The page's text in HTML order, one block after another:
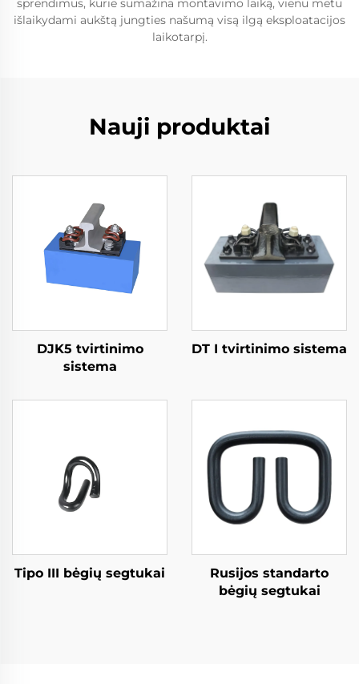
sprendimus, kurie sumažina montavimo laiką, vienu metu
išlaikydami aukštą jungties našumą visą ilgą eksploatacijos
laikotarpį.
Nauji produktai
DJK5 tvirtinimo
sistema
DT I tvirtinimo sistema
Tipo III bėgių segtukai
Rusijos standarto
bėgių segtukai